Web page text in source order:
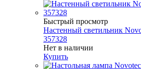
Быстрый просмотр
Настенный светильник
357328
Нет в наличии
Купить